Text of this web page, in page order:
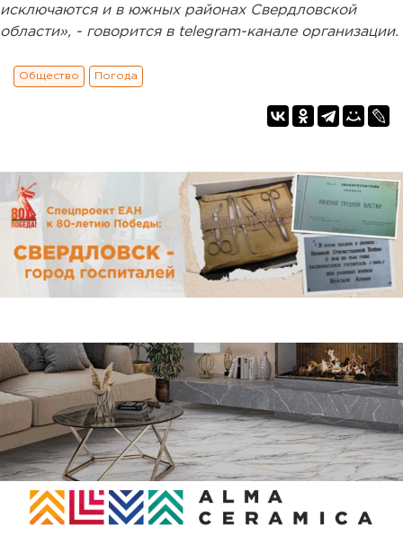
исключаются и в южных районах Свердловской
области», - говорится в telegram-канале организации.
Общество Погода